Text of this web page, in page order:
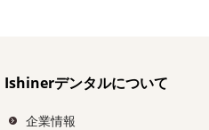
Ishinerデンタルについて
企業情報